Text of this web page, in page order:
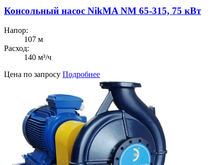
Консольный насос NikMA NM 65-315, 75 кВт
Напор:
107 м
Расход:
140 м³/ч
Цена по запросу Подробнее